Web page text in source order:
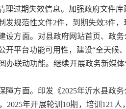
理过期失效信息。加强政府文件
发规范性文件2件，到期失效3件
设方面。对县政府网站首页、政
开平台功能可用性，建设“全天候
办联动功能。继续开展政务新媒
障方面。印发《2025年沂水县政
2025年开展轮训10期，培训121